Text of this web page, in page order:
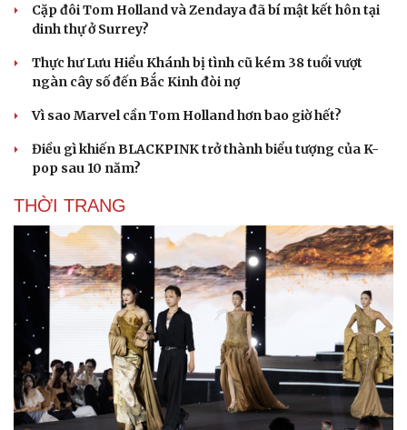
Tư vấn
Săn Tour
check-in
Câu chuyện thời sự
Đọc truyện đêm khuya
Cửa sổ tình yêu
Hạt giống tâm hồn
Cặp đôi Tom Holland và Zendaya đã bí mật kết hôn tại
dinh thự ở Surrey?
Thực hư Lưu Hiểu Khánh bị tình cũ kém 38 tuổi vượt
ngàn cây số đến Bắc Kinh đòi nợ
Vì sao Marvel cần Tom Holland hơn bao giờ hết?
Điều gì khiến BLACKPINK trở thành biểu tượng của K-
pop sau 10 năm?
THỜI TRANG